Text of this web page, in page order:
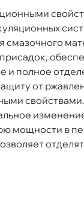
и полное
от
мощности в